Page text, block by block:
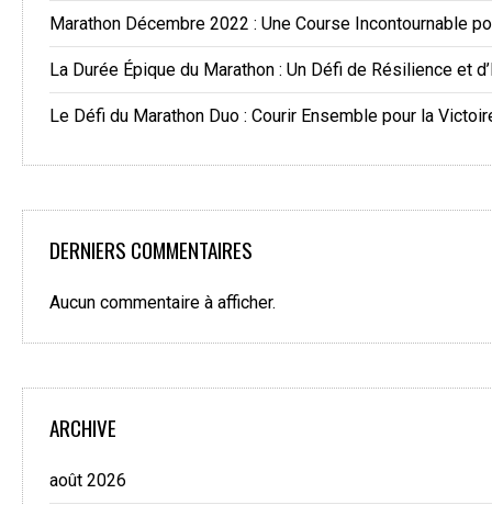
Marathon Décembre 2022 : Une Course Incontournable
La Durée Épique du Marathon : Un Défi de Résilience et
Le Défi du Marathon Duo : Courir Ensemble pour la
DERNIERS COMMENTAIRES
Aucun commentaire à afficher.
ARCHIVE
août 2026